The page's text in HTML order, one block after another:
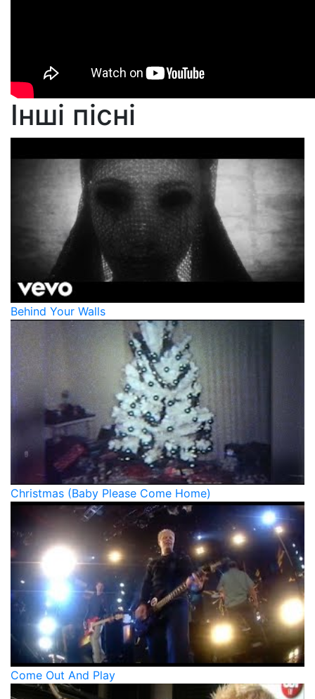
Інші пісні
Behind Your Walls
Christmas (Baby Please Come Home)
Come Out And Play